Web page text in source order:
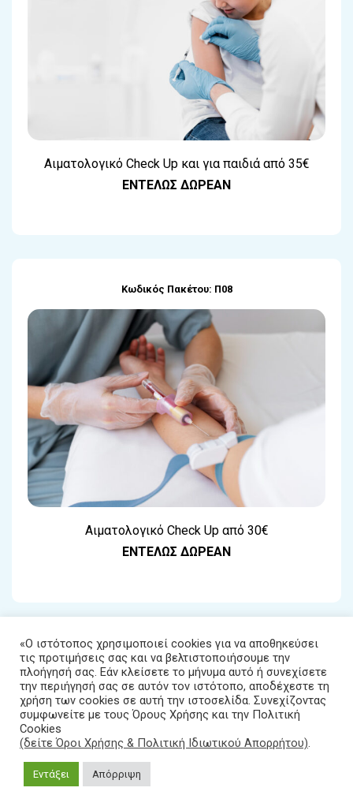
Αιματολογικό Check Up και για παιδιά από 35€
ΕΝΤΕΛΩΣ ΔΩΡΕΑΝ
Κωδικός Πακέτου: Π08
Αιματολογικό Check Up από 30€
ΕΝΤΕΛΩΣ ΔΩΡΕΑΝ
Κωδικός Πακέτου: Π11
«Ο ιστότοπος χρησιμοποιεί cookies για να αποθηκεύσει
τις προτιμήσεις σας και να βελτιστοποιήσουμε την
πλοήγησή σας. Εάν κλείσετε το μήνυμα αυτό ή συνεχίσετε
την περιήγησή σας σε αυτόν τον ιστότοπο, αποδέχεστε τη
χρήση των cookies σε αυτή την ιστοσελίδα. Συνεχίζοντας
συμφωνείτε με τους Όρους Χρήσης και την Πολιτική
Cookies
(δείτε Όροι Χρήσης & Πολιτική Ιδιωτικού Απορρήτου).
Εντάξει Απόρριψη